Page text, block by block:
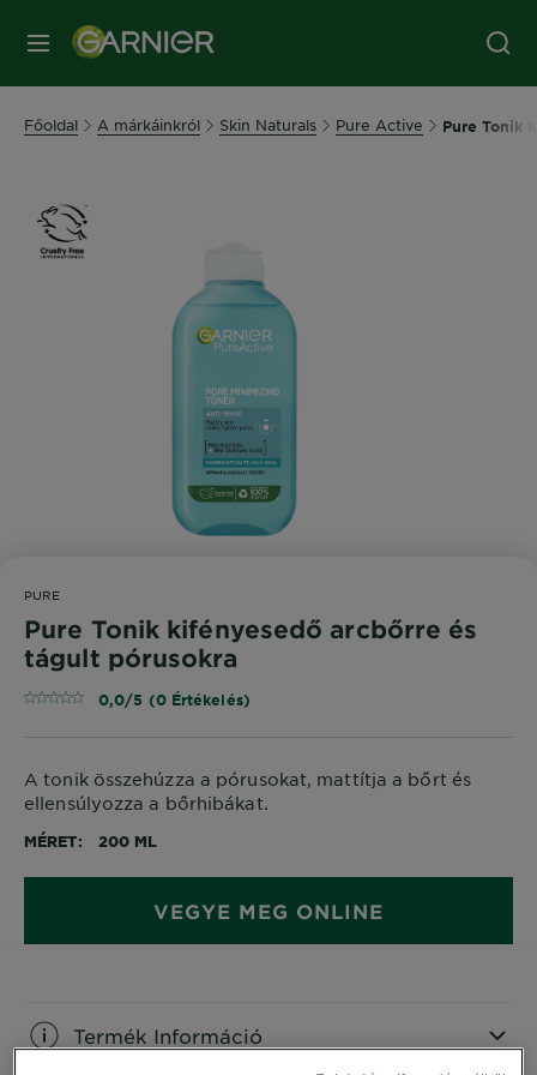
MENÜ
Főoldal A márkáinkról Skin Naturals Pure Active Pure Tonik
PURE
Pure Tonik kifényesedő arcbőrre és
tágult pórusokra
0,0/5 (0 Értékelés)
A tonik összehúzza a pórusokat, mattítja a bőrt és
ellensúlyozza a bőrhibákat.
MÉRET 200 ML
VEGYE MEG ONLINE
Termék Információ